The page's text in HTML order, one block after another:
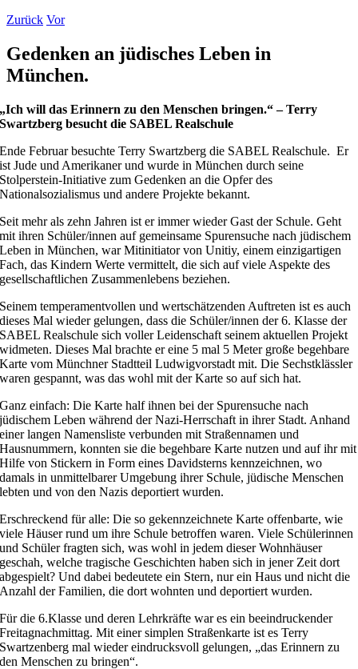
Zurück Vor
Gedenken an jüdisches Leben in
München.
„Ich will das Erinnern zu den Menschen bringen.“ – Terry
Swartzberg besucht die SABEL Realschule
Ende Februar besuchte Terry Swartzberg die SABEL Realschule. Er
ist Jude und Amerikaner und wurde in München durch seine
Stolperstein-Initiative zum Gedenken an die Opfer des
Nationalsozialismus und andere Projekte bekannt.
Seit mehr als zehn Jahren ist er immer wieder Gast der Schule. Geht
mit ihren Schüler/innen auf gemeinsame Spurensuche nach jüdischem
Leben in München, war Mitinitiator von Unitiy, einem einzigartigen
Fach, das Kindern Werte vermittelt, die sich auf viele Aspekte des
gesellschaftlichen Zusammenlebens beziehen.
Seinem temperamentvollen und wertschätzenden Auftreten ist es auch
dieses Mal wieder gelungen, dass die Schüler/innen der 6. Klasse der
SABEL Realschule sich voller Leidenschaft seinem aktuellen Projekt
widmeten. Dieses Mal brachte er eine 5 mal 5 Meter große begehbare
Karte vom Münchner Stadtteil Ludwigvorstadt mit. Die Sechstklässler
waren gespannt, was das wohl mit der Karte so auf sich hat.
Ganz einfach: Die Karte half ihnen bei der Spurensuche nach
jüdischem Leben während der Nazi-Herrschaft in ihrer Stadt. Anhand
einer langen Namensliste verbunden mit Straßennamen und
Hausnummern, konnten sie die begehbare Karte nutzen und auf ihr mit
Hilfe von Stickern in Form eines Davidsterns kennzeichnen, wo
damals in unmittelbarer Umgebung ihrer Schule, jüdische Menschen
lebten und von den Nazis deportiert wurden.
Erschreckend für alle: Die so gekennzeichnete Karte offenbarte, wie
viele Häuser rund um ihre Schule betroffen waren. Viele Schülerinnen
und Schüler fragten sich, was wohl in jedem dieser Wohnhäuser
geschah, welche tragische Geschichten haben sich in jener Zeit dort
abgespielt? Und dabei bedeutete ein Stern, nur ein Haus und nicht die
Anzahl der Familien, die dort wohnten und deportiert wurden.
Für die 6.Klasse und deren Lehrkräfte war es ein beeindruckender
Freitagnachmittag. Mit einer simplen Straßenkarte ist es Terry
Swartzenberg mal wieder eindrucksvoll gelungen, „das Erinnern zu
den Menschen zu bringen“.